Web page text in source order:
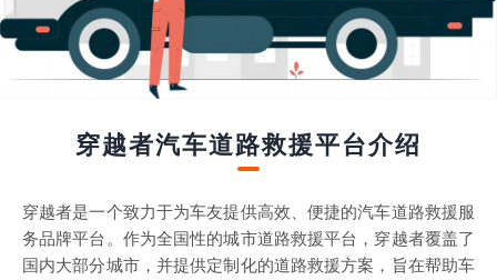
穿越者汽车道路救援平台介绍
穿越者是一个致力于为车友提供高效、便捷的汽车道路救援服
务品牌平台。作为全国性的城市道路救援平台，穿越者覆盖了
国内大部分城市，并提供定制化的道路救援方案，旨在帮助车